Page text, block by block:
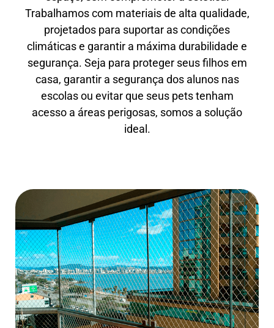
Trabalhamos com materiais de alta qualidade,
projetados para suportar as condições
climáticas e garantir a máxima durabilidade e
segurança. Seja para proteger seus filhos em
casa, garantir a segurança dos alunos nas
escolas ou evitar que seus pets tenham
acesso a áreas perigosas, somos a solução
ideal.